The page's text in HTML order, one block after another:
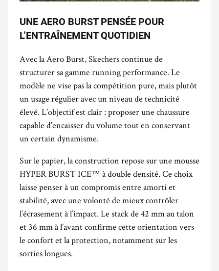
UNE AERO BURST PENSÉE POUR
L’ENTRAÎNEMENT QUOTIDIEN
Avec la Aero Burst, Skechers continue de
structurer sa gamme running performance. Le
modèle ne vise pas la compétition pure, mais plutôt
un usage régulier avec un niveau de technicité
élevé. L’objectif est clair : proposer une chaussure
capable d’encaisser du volume tout en conservant
un certain dynamisme.
Sur le papier, la construction repose sur une mousse
HYPER BURST ICE™ à double densité. Ce choix
laisse penser à un compromis entre amorti et
stabilité, avec une volonté de mieux contrôler
l’écrasement à l’impact. Le stack de 42 mm au talon
et 36 mm à l’avant confirme cette orientation vers
le confort et la protection, notamment sur les
sorties longues.